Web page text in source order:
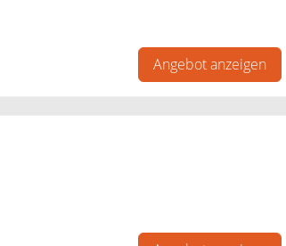
Tag wo Sie die Sendung erhalten
Angebot anzeigen
an einen GLS-Paketshop